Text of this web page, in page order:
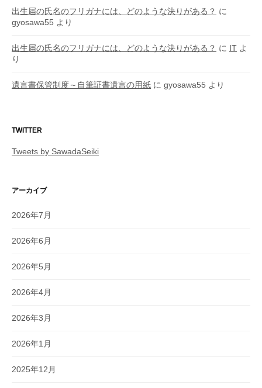
出生届の氏名のフリガナには、どのような決りがある？ に
gyosawa55 より
出生届の氏名のフリガナには、どのような決りがある？ に IT よ
り
遺言書保管制度～自筆証書遺言の用紙 に gyosawa55 より
TWITTER
Tweets by SawadaSeiki
アーカイブ
2026年7月
2026年6月
2026年5月
2026年4月
2026年3月
2026年1月
2025年12月